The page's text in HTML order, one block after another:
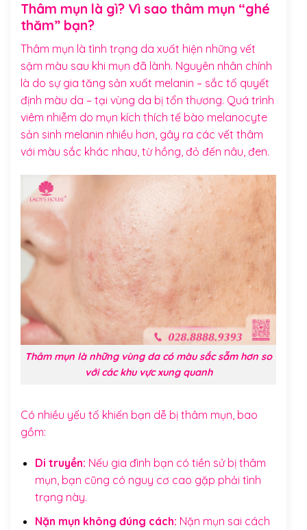
Thâm mụn là gì? Vì sao thâm mụn “ghé
thăm” bạn?
Thâm mụn là tình trạng da xuất hiện những vết
sậm màu sau khi mụn đã lành. Nguyên nhân chính
là do sự gia tăng sản xuất melanin – sắc tố quyết
định màu da – tại vùng da bị tổn thương. Quá trình
viêm nhiễm do mụn kích thích tế bào melanocyte
sản sinh melanin nhiều hơn, gây ra các vết thâm
với màu sắc khác nhau, từ hồng, đỏ đến nâu, đen.
Thâm mụn là những vùng da có màu sắc sẫm hơn so
với các khu vực xung quanh
Có nhiều yếu tố khiến bạn dễ bị thâm mụn, bao
gồm:
Di truyền: Nếu gia đình bạn có tiền sử bị thâm
mụn, bạn cũng có nguy cơ cao gặp phải tình
trạng này.
Nặn mụn không đúng cách: Nặn mụn sai cách